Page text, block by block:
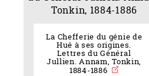
La Chefferie du génie de
Hué à ses origines.
Lettres du Général
Jullien. Annam, Tonkin,
1884-1886